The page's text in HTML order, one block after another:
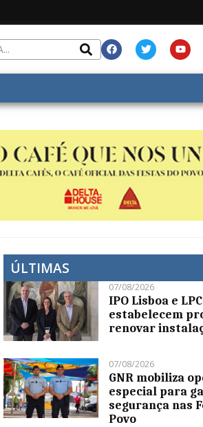
ÚLTIMAS
07/08/2026
IPO Lisboa e
estabelecem
renovar
07/08/2026
GNR mobiliza
especial para
segurança nas
Povo